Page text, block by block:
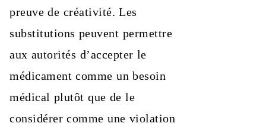
preuve de créativité. Les
substitutions peuvent permettre
aux autorités d’accepter le
médicament comme un besoin
médical plutôt que de le
considérer comme une violation